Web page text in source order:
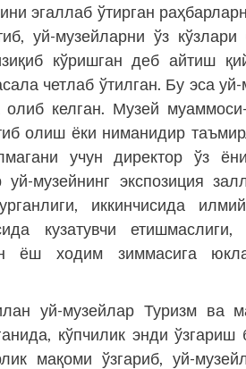
эгаллаб ўтирган
уй-музейларни ўз
кўришган деб айтиш
четлаб ўтилган. Бу эса уй-
олиб келган. Музей
олиш ёки ниманидир
учун директор ўз
музейнинг экспозиция
иккинчисида
кузатувчи
ёш ходим зиммасига
уй-музейлар Туризм ва
кўпчилик энди
мақоми ўзгариб, уй-